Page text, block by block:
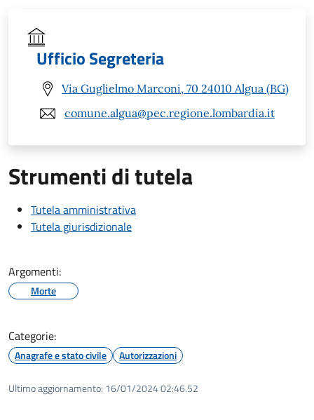
Ufficio Segreteria
Via Guglielmo Marconi, 70 24010 Algua (BG)
comune.algua@pec.regione.lombardia.it
Strumenti di tutela
Tutela amministrativa
Tutela giurisdizionale
Argomenti:
Morte
Categorie:
Anagrafe e stato civile Autorizzazioni
Ultimo aggiornamento: 16/01/2024 02:46.52